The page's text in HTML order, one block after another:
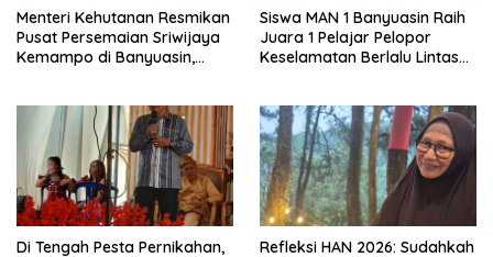
Menteri Kehutanan Resmikan
Pusat Persemaian Sriwijaya
Kemampo di Banyuasin,
Siswa MAN 1 Banyuasin Raih
Juara 1 Pelajar Pelopor
Keselamatan Berlalu Lintas
Di Tengah Pesta Pernikahan,
Refleksi HAN 2026: Sudahkah